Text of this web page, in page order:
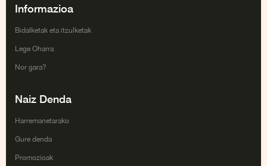
Informazioa
Bidalketak eta itzulketak
Lege Oharra
Nor gara?
Naiz Denda
Harremanetarako
Gure denda
Promozioak